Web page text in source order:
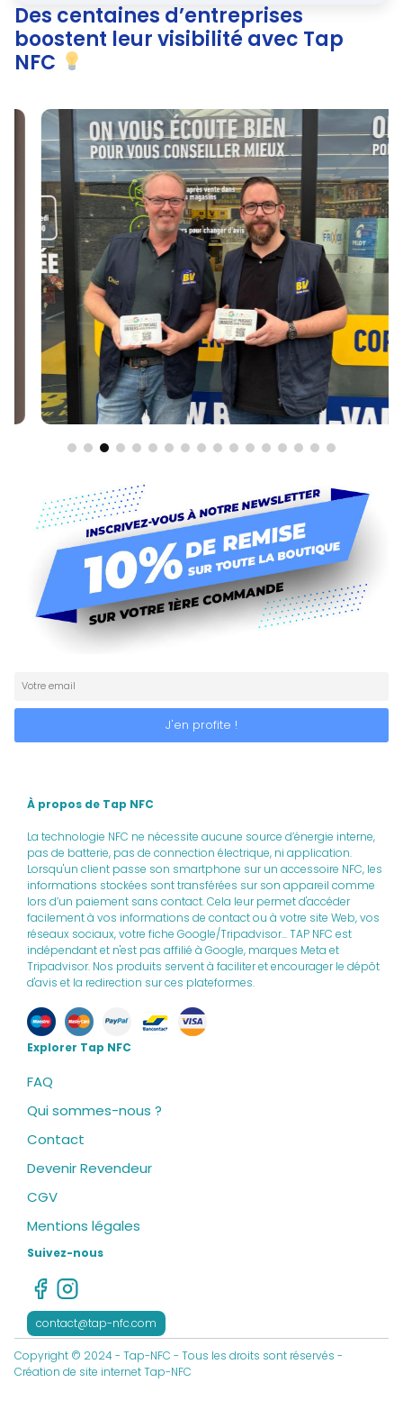
Des centaines d’entreprises
boostent leur visibilité avec Tap
NFC
À propos de Tap NFC
La technologie NFC ne nécessite aucune source d’énergie interne,
pas de batterie, pas de connection électrique, ni application.
Lorsqu'un client passe son smartphone sur un accessoire NFC, les
informations stockées sont transférées sur son appareil comme
lors d’un paiement sans contact. Cela leur permet d'accéder
facilement à vos informations de contact ou à votre site Web, vos
réseaux sociaux, votre fiche Google/Tripadvisor... TAP NFC est
indépendant et n'est pas affilié à Google, marques Meta et
Tripadvisor. Nos produits servent à faciliter et encourager le dépôt
d'avis et la redirection sur ces plateformes.
Explorer Tap NFC
FAQ
Qui sommes-nous ?
Contact
Devenir Revendeur
CGV
Mentions légales
Suivez-nous
contact@tap-nfc.com
Copyright © 2024 - Tap-NFC - Tous les droits sont réservés -
Création de site internet Tap-NFC